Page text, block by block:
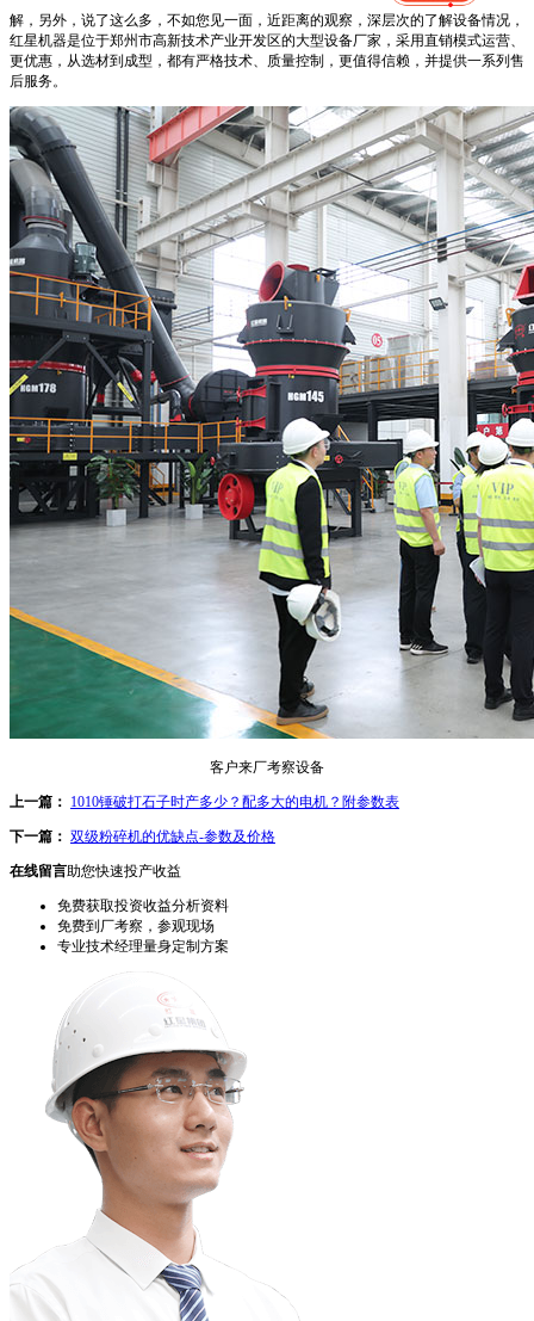
解，另外，说了这么多，不如您见一面，近距离的观察，深层次的了解设备情况，
红星机器是位于郑州市高新技术产业开发区的大型设备厂家，采用直销模式运营、
更优惠，从选材到成型，都有严格技术、质量控制，更值得信赖，并提供一系列售
后服务。
客户来厂考察设备
上一篇： 1010锤破打石子时产多少？配多大的电机？附参数表
下一篇： 双级粉碎机的优缺点-参数及价格
在线留言助您快速投产收益
免费获取投资收益分析资料
免费到厂考察，参观现场
专业技术经理量身定制方案